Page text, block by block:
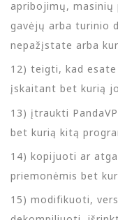
apribojimų, masinių
gavėjų arba turinio
nepažįstate arba
12) teigti, kad esate
įskaitant bet kurią
13) įtraukti
bet kurią kitą
14) kopijuoti ar
priemonėmis bet
15) modifikuoti,